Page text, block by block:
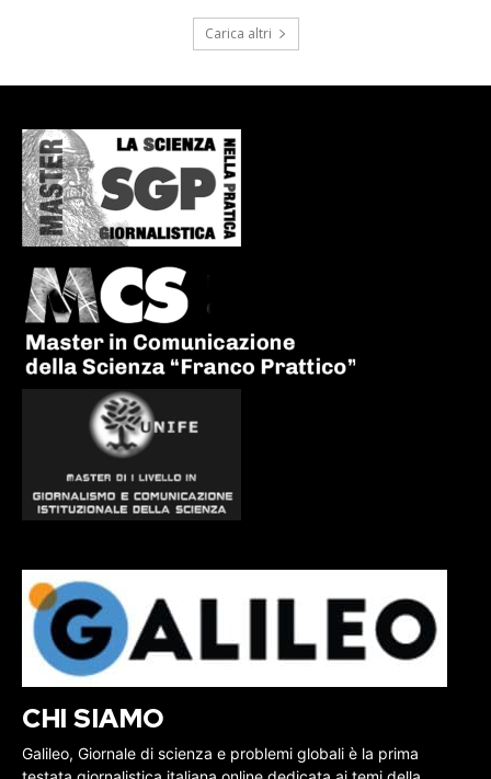
Carica altri
CHI SIAMO
Galileo, Giornale di scienza e problemi globali è la prima